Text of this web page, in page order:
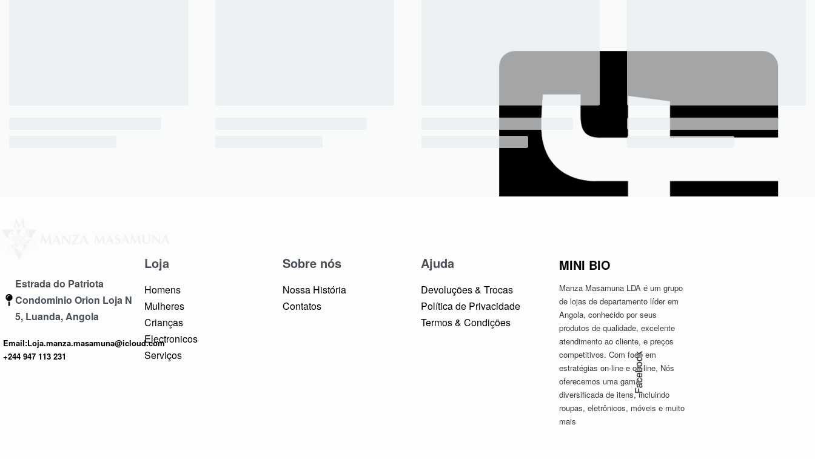
Estrada do Patriota
Condominio Orion Loja N
5, Luanda, Angola
Email:Loja.manza.masamuna@icloud.com
+244 947 113 231
Loja
Homens
Mulheres
Crianças
Electronicos
Serviços
Sobre nós
Nossa História
Contatos
Ajuda
Devoluções & Trocas
Política de Privacidade
Termos & Condições
MINI BIO
Manza Masamuna LDA é um grupo
de lojas de departamento líder em
Angola, conhecido por seus
produtos de qualidade, excelente
atendimento ao cliente, e preços
competitivos. Com foco em
estratégias on-line e off-line, Nós
oferecemos uma gama
diversificada de itens, incluindo
roupas, eletrônicos, móveis e muito
mais
Facebook